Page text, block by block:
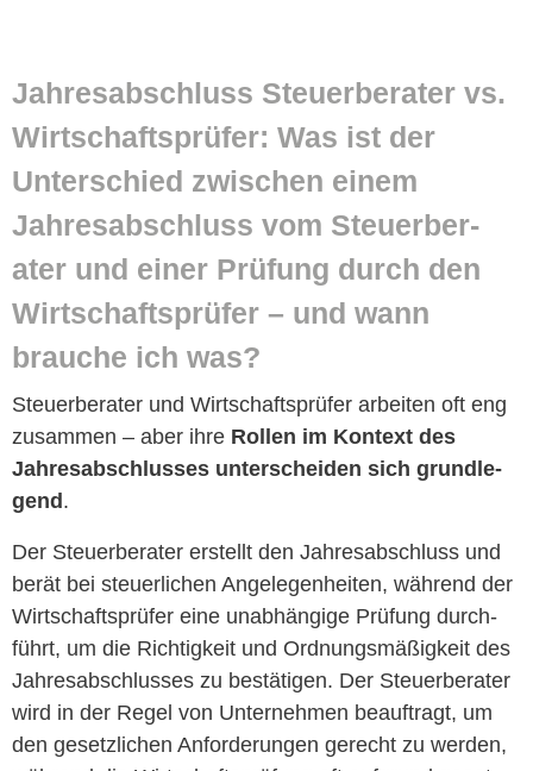
Jahresab­schluss Steuer­ber­ater vs.
Wirtschaft­sprüfer: Was ist der
Unter­schied zwis­chen einem
Jahresab­schluss vom Steuer­ber­
ater und ein­er Prü­fung durch den
Wirtschaft­sprüfer – und wann
brauche ich was?
Steuer­ber­ater und Wirtschaft­sprüfer arbeit­en oft eng
zusam­men – aber ihre Rollen im Kon­text des
Jahresab­schlusses unter­schei­den sich grundle­
gend.
Der Steuer­ber­ater erstellt den Jahresab­schluss und
berät bei steuer­lichen Angele­gen­heit­en, während der
Wirtschaft­sprüfer eine unab­hängige Prü­fung durch­
führt, um die Richtigkeit und Ord­nungsmäßigkeit des
Jahresab­schlusses zu bestäti­gen. Der Steuer­ber­ater
wird in der Regel von Unternehmen beauf­tragt, um
den geset­zlichen Anforderun­gen gerecht zu wer­den,